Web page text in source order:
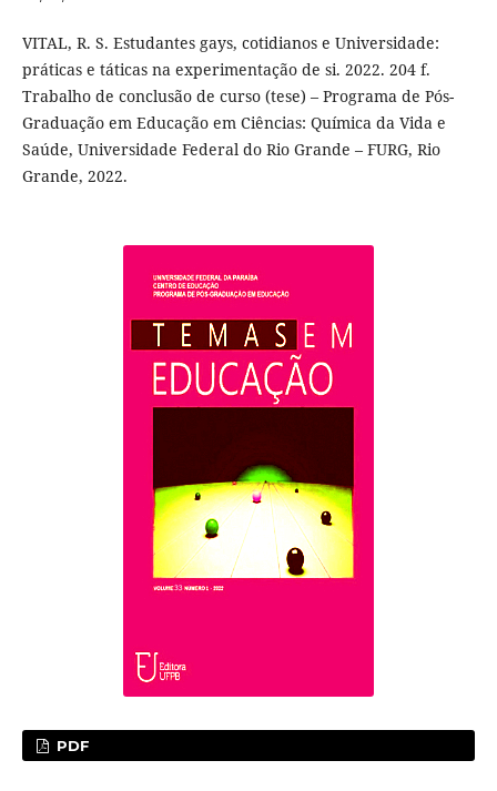
VITAL, R. S. Estudantes gays, cotidianos e Universidade:
práticas e táticas na experimentação de si. 2022. 204 f.
Trabalho de conclusão de curso (tese) – Programa de Pós-
Graduação em Educação em Ciências: Química da Vida e
Saúde, Universidade Federal do Rio Grande – FURG, Rio
Grande, 2022.
PDF